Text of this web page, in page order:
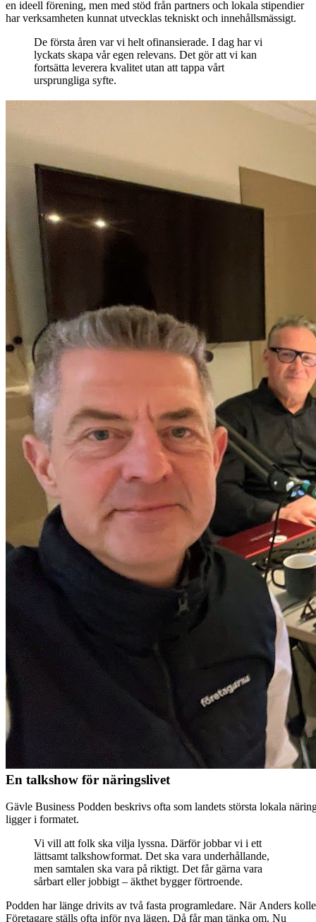
en ideell förening, men med stöd från partners och lokala stipendier
har verksamheten kunnat utvecklas tekniskt och innehållsmässigt.
De första åren var vi helt ofinansierade. I dag har vi
lyckats skapa vår egen relevans. Det gör att vi kan
fortsätta leverera kvalitet utan att tappa vårt
ursprungliga syfte.
En talkshow för näringslivet
Gävle Business Podden beskrivs ofta som landets största lokala
ligger i formatet.
Vi vill att folk ska vilja lyssna. Därför jobbar vi i ett
lättsamt talkshowformat. Det ska vara underhållande,
men samtalen ska vara på riktigt. Det får gärna vara
sårbart eller jobbigt – äkthet bygger förtroende.
Podden har länge drivits av två fasta programledare. När Anders
Företagare ställs ofta inför nya lägen. Då får man tänka om. Nu